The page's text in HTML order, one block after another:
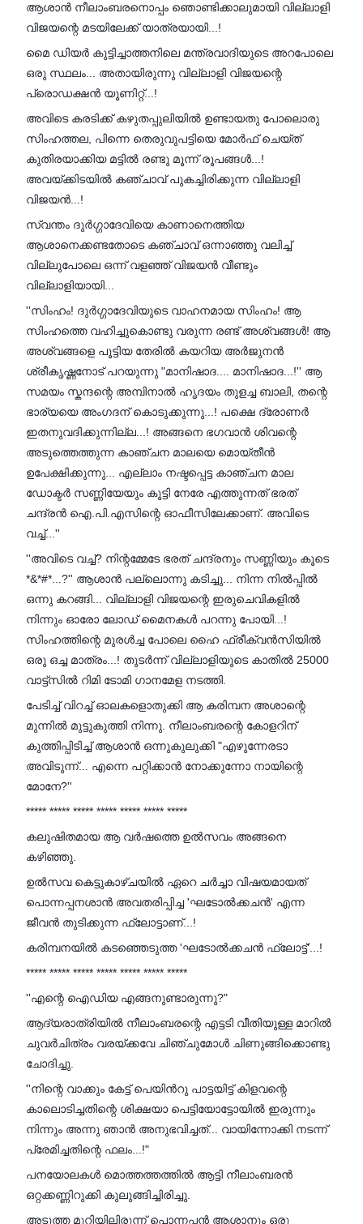
ആശാൻ നീലാംബരനൊപ്പം ഞൊണ്ടിക്കാലുമായി വില്ലാളി
വിജയന്റെ മടയിലേക്ക് യാത്രയായി...!
മൈ ഡിയർ കുട്ടിച്ചാത്തനിലെ മന്ത്രവാദിയുടെ അറപോലെ
ഒരു സ്ഥലം... അതായിരുന്നു വില്ലാളി വിജയന്റെ
പ്രൊഡക്ഷൻ യൂണിറ്റ്...!
അവിടെ കരടിക്ക് കഴുതപ്പുലിയിൽ ഉണ്ടായതു പോലൊരു
സിംഹത്തല, പിന്നെ തെരുവുപട്ടിയെ മോർഫ് ചെയ്ത്
കുതിരയാക്കിയ മട്ടിൽ രണ്ടു മൂന്ന് രൂപങ്ങൾ...!
അവയ്ക്കിടയിൽ കഞ്ചാവ് പുകച്ചിരിക്കുന്ന വില്ലാളി
വിജയൻ...!
സ്വന്തം ദുർഗ്ഗാദേവിയെ കാണാനെത്തിയ
ആശാനെക്കണ്ടതോടെ കഞ്ചാവ് ഒന്നാഞ്ഞു വലിച്ച്
വില്ലുപോലെ ഒന്ന് വളഞ്ഞ് വിജയൻ വീണ്ടും
വില്ലാളിയായി...
''സിംഹം! ദുർഗ്ഗാദേവിയുടെ വാഹനമായ സിംഹം! ആ
സിംഹത്തെ വഹിച്ചുകൊണ്ടു വരുന്ന രണ്ട് അശ്വങ്ങൾ! ആ
അശ്വങ്ങളെ പൂട്ടിയ തേരിൽ കയറിയ അർജുനൻ
ശ്രീകൃഷ്ണനോട് പറയുന്നു "മാനിഷാദ.... മാനിഷാദ...!'' ആ
സമയം സ്കന്ദന്റെ അമ്പിനാൽ ഹൃദയം തുളച്ച ബാലി, തന്റെ
ഭാര്യയെ അംഗദന് കൊടുക്കുന്നു...! പക്ഷെ ദ്രോണർ
ഇതനുവദിക്കുന്നില്ല...! അങ്ങനെ ഭഗവാൻ ശിവന്റെ
അടുത്തെത്തുന്ന കാഞ്ചന മാലയെ മൊയ്തീൻ
ഉപേക്ഷിക്കുന്നു... എല്ലാം നഷ്ടപ്പെട്ട കാഞ്ചന മാല
ഡോക്ടർ സണ്ണിയേയും കൂട്ടി നേരേ എത്തുന്നത് ഭരത്
ചന്ദ്രൻ ഐ.പി.എസിന്റെ ഓഫീസിലേക്കാണ്. അവിടെ
വച്ച്...''
''അവിടെ വച്ച്? നിന്റമ്മേടേ ഭരത് ചന്ദ്രനും സണ്ണിയും കൂടെ
*&*#*...?'' ആശാൻ പല്ലൊന്നു കടിച്ചു... നിന്ന നിൽപ്പിൽ
ഒന്നു കറങ്ങി... വില്ലാളി വിജയന്റെ ഇരുചെവികളിൽ
നിന്നും ഓരോ ലോഡ് മൈനകൾ പറന്നു പോയി...!
സിംഹത്തിന്റെ മുരൾച്ച പോലെ ഹൈ ഫ്രീക്വൻസിയിൽ
ഒരു ഒച്ച മാത്രം...! തുടർന്ന് വില്ലാളിയുടെ കാതിൽ 25000
വാട്ട്സിൽ റിമി ടോമി ഗാനമേള നടത്തി.
പേടിച്ച് വിറച്ച് ഓലകളൊതുക്കി ആ കരിമ്പന അശാന്റെ
മുന്നിൽ മുട്ടുകുത്തി നിന്നു. നീലാംബരന്റെ കോളറിന്
കുത്തിപ്പിടിച്ച് ആശാൻ ഒന്നുകുലുക്കി "എഴുന്നേരടാ
അവിടുന്ന്... എന്നെ പറ്റിക്കാൻ നോക്കുന്നോ നായിന്റെ
മോനേ?''
***** ***** ***** ***** ***** ***** *****
കലുഷിതമായ ആ വർഷത്തെ ഉൽസവം അങ്ങനെ
കഴിഞ്ഞു.
ഉൽസവ കെട്ടുകാഴ്ചയിൽ ഏറെ ചർച്ചാ വിഷയമായത്
പൊന്നപ്പനശാൻ അവതരിപ്പിച്ച 'ഘടോൽക്കചൻ' എന്ന
ജീവൻ തുടിക്കുന്ന ഫ്ലോട്ടാണ്...!
കരിമ്പനയിൽ കടഞ്ഞെടുത്ത 'ഘടോൽക്കചൻ ഫ്ലോട്ട്'...!
***** ***** ***** ***** ***** ***** *****
''എന്റെ ഐഡിയ എങ്ങനുണ്ടാരുന്നു?"
ആദ്യരാത്രിയിൽ നീലാംബരന്റെ എട്ടടി വീതിയുള്ള മാറിൽ
ചുവർചിത്രം വരയ്ക്കവേ ചിഞ്ചുമോൾ ചിണുങ്ങിക്കൊണ്ടു
ചോദിച്ചു.
''നിന്റെ വാക്കും കേട്ട് പെയിൻറു പാട്ടയിട്ട് കിളവന്റെ
കാലൊടിച്ചതിന്റെ ശിക്ഷയാ പെട്ടിയോട്ടോയിൽ ഇരുന്നും
നിന്നും അന്നു ഞാൻ അനുഭവിച്ചത്... വായിന്നോക്കി നടന്ന്
പ്രേമിച്ചതിന്റെ ഫലം...!"
പനയോലകൾ മൊത്തത്തത്തിൽ ആട്ടി നീലാംബരൻ
ഒറ്റക്കണ്ണിറുക്കി കുലുങ്ങിച്ചിരിച്ചു.
അടുത്ത മുറിയിലിരുന്ന് പൊന്നപ്പൻ ആശാനും ഒരു